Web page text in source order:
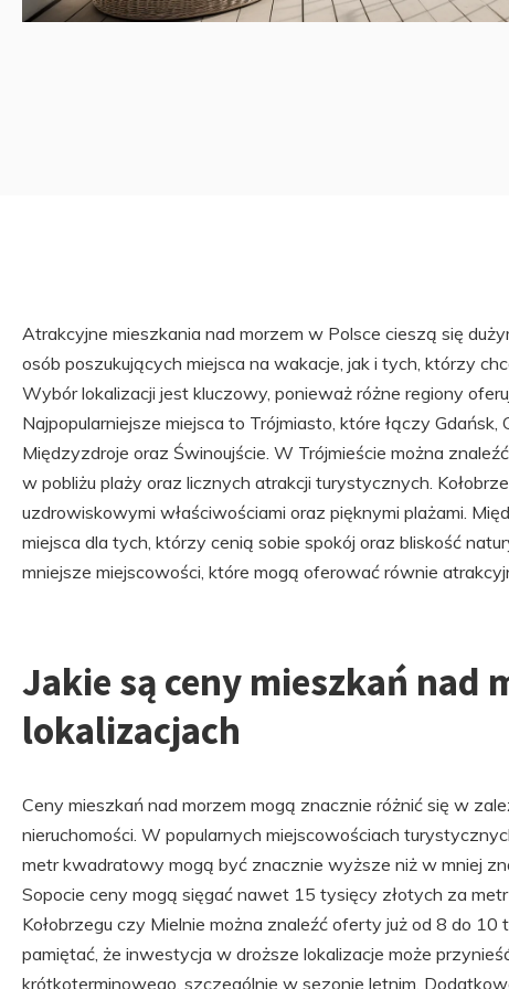
Atrakcyjne mieszkania nad morzem w Polsce cieszą się
osób poszukujących miejsca na wakacje, jak i tych, którzy
Wybór lokalizacji jest kluczowy, ponieważ różne regiony
Najpopularniejsze miejsca to Trójmiasto, które łączy Gdańsk,
Międzyzdroje oraz Świnoujście. W Trójmieście można
w pobliżu plaży oraz licznych atrakcji turystycznych.
uzdrowiskowymi właściwościami oraz pięknymi plażami.
miejsca dla tych, którzy cenią sobie spokój oraz bliskość
mniejsze miejscowości, które mogą oferować równie
Jakie są ceny mieszkań nad
lokalizacjach
Ceny mieszkań nad morzem mogą znacznie różnić się w
nieruchomości. W popularnych miejscowościach
metr kwadratowy mogą być znacznie wyższe niż w mniej
Sopocie ceny mogą sięgać nawet 15 tysięcy złotych za
Kołobrzegu czy Mielnie można znaleźć oferty już od 8 do
pamiętać, że inwestycja w droższe lokalizacje może
krótkoterminowego, szczególnie w sezonie letnim.